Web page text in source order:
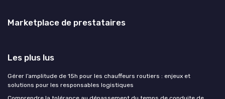
Marketplace de prestataires
Les plus lus
Gérer l’amplitude de 15h pour les chauffeurs routiers : enjeux et
solutions pour les responsables logistiques